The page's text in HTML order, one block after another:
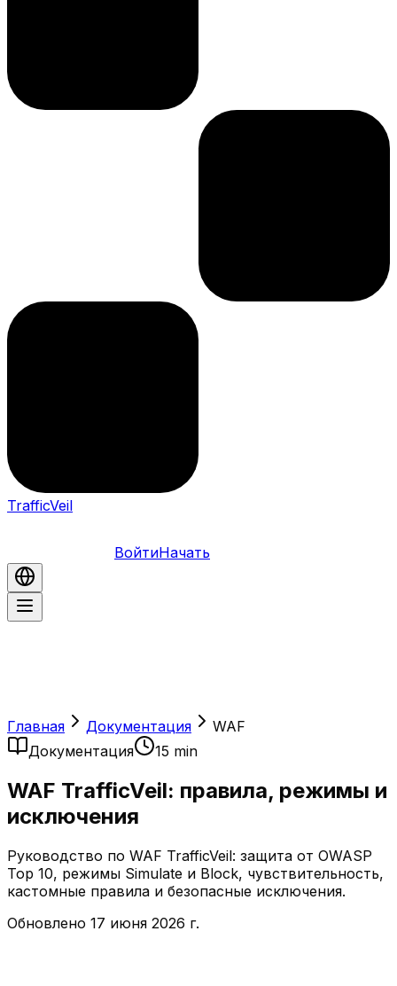
TrafficVeil
ВойтиНачать
Главная Документация
WAF
Документация
15 min
WAF TrafficVeil: правила, режимы и
исключения
Руководство по WAF TrafficVeil: защита от OWASP
Top 10, режимы Simulate и Block, чувствительность,
кастомные правила и безопасные исключения.
Обновлено 17 июня 2026 г.